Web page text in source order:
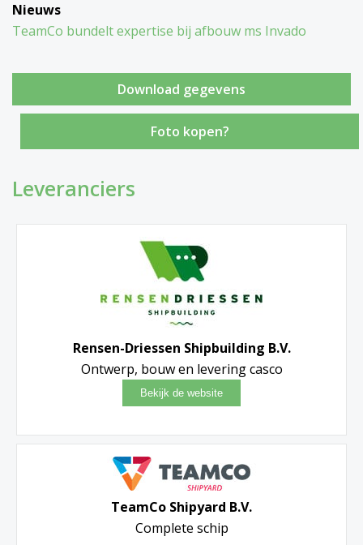
Nieuws
TeamCo bundelt expertise bij afbouw ms Invado
Foto kopen?
Leveranciers
Rensen-Driessen Shipbuilding B.V.
Ontwerp, bouw en levering casco
TeamCo Shipyard B.V.
Complete schip